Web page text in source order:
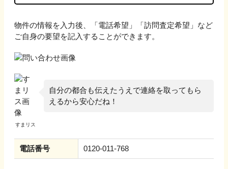
物件の情報を入力後、「電話希望」「訪問査定希望」など
ご自身の要望を記入することができます。
自分の都合も伝えたうえで連絡を取ってもら
えるから安心だね！
電話番号 0120-011-768